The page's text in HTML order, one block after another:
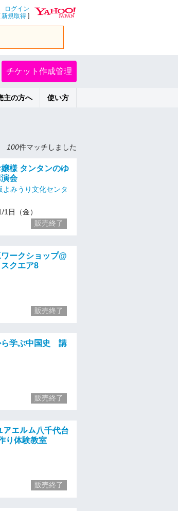
ログイン
新規取得 ]
チケット作成管理
主の方へ 使い方
100件マッチしました
様 タンタンのゆ
会
よみうり文化センタ
日（金）
販売終了
ークショップ@
クエア8
販売終了
学ぶ中国史 講
販売終了
アエルム八千代台
り体験教室
販売終了